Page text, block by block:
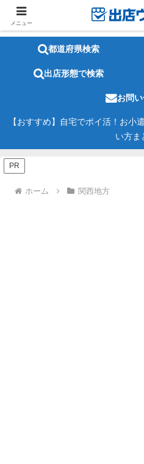
都道府県検索
出店形態で検索
お問
【おすすめ】自宅でポイ活！お小
い方ま
PR
ホーム 関西地方
メニュー